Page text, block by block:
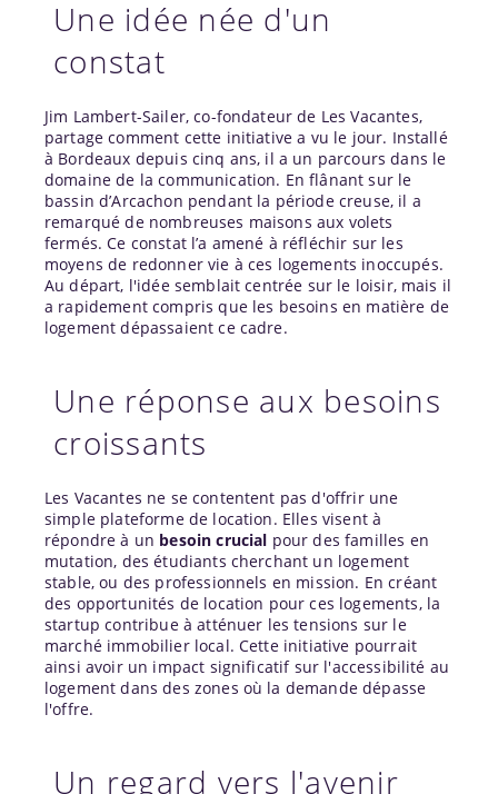
Une idée née d'un
constat
Jim Lambert-Sailer, co-fondateur de Les Vacantes,
partage comment cette initiative a vu le jour. Installé
à Bordeaux depuis cinq ans, il a un parcours dans le
domaine de la communication. En flânant sur le
bassin d’Arcachon pendant la période creuse, il a
remarqué de nombreuses maisons aux volets
fermés. Ce constat l’a amené à réfléchir sur les
moyens de redonner vie à ces logements inoccupés.
Au départ, l'idée semblait centrée sur le loisir, mais il
a rapidement compris que les besoins en matière de
logement dépassaient ce cadre.
Une réponse aux besoins
croissants
Les Vacantes ne se contentent pas d'offrir une
simple plateforme de location. Elles visent à
répondre à un besoin crucial pour des familles en
mutation, des étudiants cherchant un logement
stable, ou des professionnels en mission. En créant
des opportunités de location pour ces logements, la
startup contribue à atténuer les tensions sur le
marché immobilier local. Cette initiative pourrait
ainsi avoir un impact significatif sur l'accessibilité au
logement dans des zones où la demande dépasse
l'offre.
Un regard vers l'avenir